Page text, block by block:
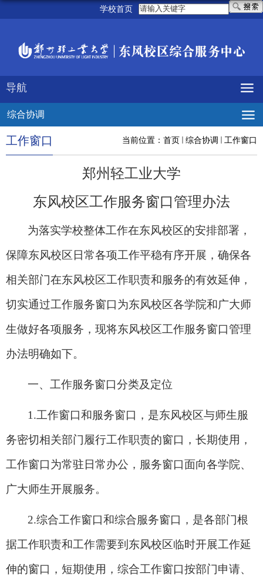
学校首页
导航
综合协调
当前位置： 首页 综合协调 工作窗口
工作窗口
郑州轻工业大学
东风校区工作服务窗口管理办法
为落实学校整体工作在东风校区的安排部署，
保障东风校区日常各项工作平稳有序开展，确保各
相关部门在东风校区工作职责和服务的有效延伸，
切实通过工作服务窗口为东风校区各学院和广大师
生做好各项服务，现将东风校区工作服务窗口管理
办法明确如下。
一、工作服务窗口分类及定位
1.工作窗口和服务窗口，是东风校区与师生服
务密切相关部门履行工作职责的窗口，长期使用，
工作窗口为常驻日常办公，服务窗口面向各学院、
广大师生开展服务。
2.综合工作窗口和综合服务窗口，是各部门根
据工作职责和工作需要到东风校区临时开展工作延
伸的窗口，短期使用，综合工作窗口按部门申请、